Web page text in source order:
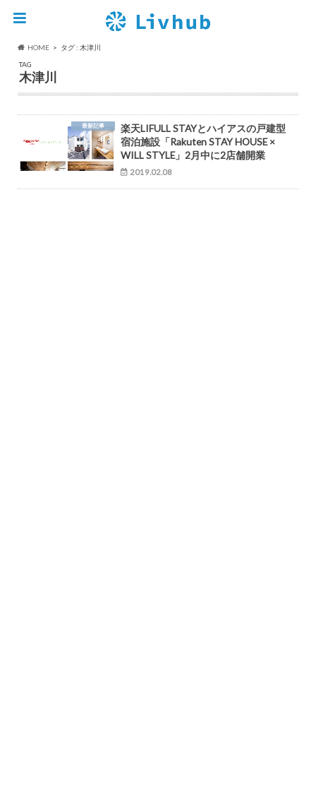
HOME
タグ : 木津川
TAG
木津川
最新記事
楽天LIFULL STAYとハイアスの戸建型
宿泊施設「Rakuten STAY HOUSE ×
WILL STYLE」2月中に2店舗開業
2019.02.08